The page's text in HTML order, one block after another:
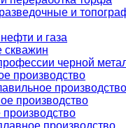
и
и газа
скважин
черной
производство
производство
производство
производство